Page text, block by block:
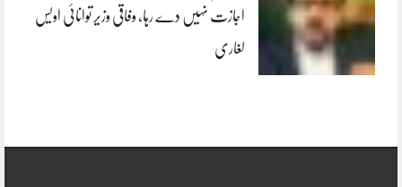
اجازت نہیں دے رہا، وفاقی وزیر توانائی اویس
لغاری